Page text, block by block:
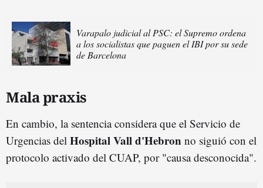
Varapalo judicial al PSC: el Supremo ordena
a los socialistas que paguen el IBI por su sede
de Barcelona
Mala praxis
En cambio, la sentencia considera que el Servicio de
Urgencias del Hospital Vall d'Hebron no siguió con el
protocolo activado del CUAP, por "causa desconocida".